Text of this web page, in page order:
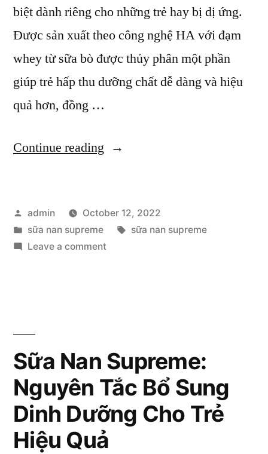
biệt dành riêng cho những trẻ hay bị dị ứng.
Được sản xuất theo công nghệ HA với đạm
whey từ sữa bò được thủy phân một phần
giúp trẻ hấp thu dưỡng chất dễ dàng và hiệu
quả hơn, đồng …
Continue reading “Lý
Nan
Supreme
Việt
Nam
Tin
Dùng”
Posted
by
admin
October 12, 2022
Posted
in
sữa nan supreme Tags:
sữa nan supreme
Leave a commenton
Nhiều
Bà
Mẹ
Việt
Nam
Tin
Sữa Nan Supreme:
Nguyên Tắc Bổ Sung
Dinh Dưỡng Cho Trẻ
Hiệu Quả